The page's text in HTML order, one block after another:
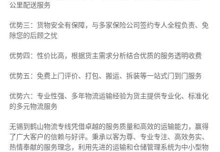
公里配送服务
优势三：货物安全有保障，与多家保险公司签约专人全程负责、免
除您的后顾之忧
优势四：性价比高，根据货主需求分析结合优质的服务透明收费
优势五：免费上门评价、打包、搬运、拆装等一站式门到门服务
优势六：专业性强、多年物流运输经验为货主提供专业化、标准化
的多元物流服务
无锡到鹤山物流专线凭借卓越的服务质量和高效的运输能力，赢得
了广大客户的信赖与好评。 秉承以客为尊、专业专注、高效务实、
热情奉献的服务理念，利用先进的运输和仓储管理系统为中小型物